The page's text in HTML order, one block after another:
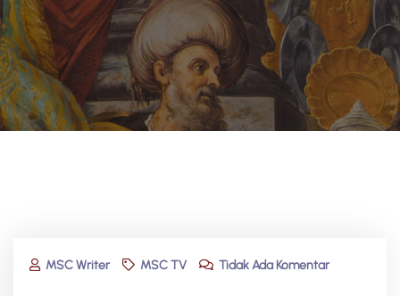
MSC Writer MSC TV Tidak Ada Komentar